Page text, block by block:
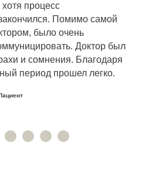
процесс
Помимо самой
было очень
Доктор был
и сомнения. Благодаря
период прошел легко.
Пациент